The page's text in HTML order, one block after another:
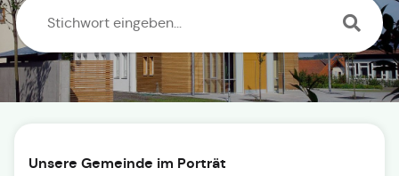
Unsere Gemeinde im Porträt